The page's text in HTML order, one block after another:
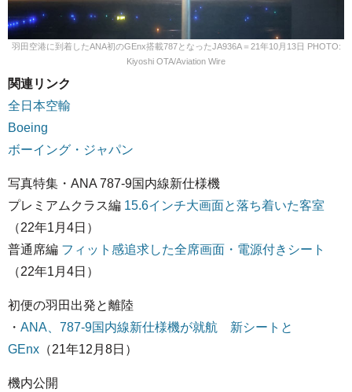
羽田空港に到着したANA初のGEnx搭載787となったJA936A＝21年10月13日 PHOTO:
Kiyoshi OTA/Aviation Wire
関連リンク
全日本空輸
Boeing
ボーイング・ジャパン
写真特集・ANA 787-9国内線新仕様機
プレミアムクラス編 15.6インチ大画面と落ち着いた客室
（22年1月4日）
普通席編 フィット感追求した全席画面・電源付きシート
（22年1月4日）
初便の羽田出発と離陸
・ ANA、787-9国内線新仕様機が就航 新シートと
GEnx （21年12月8日）
機内公開